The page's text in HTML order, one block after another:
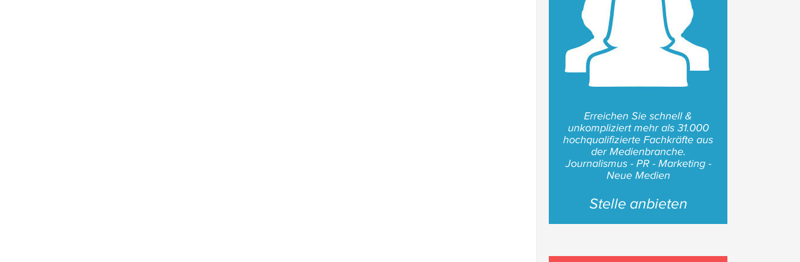
Erreichen Sie schnell &
unkompliziert mehr als 31.000
hochqualifizierte Fachkräfte aus
der Medienbranche.
Journalismus - PR - Marketing -
Neue Medien
Stelle anbieten